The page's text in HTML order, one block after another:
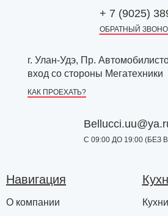
+ 7 (9025)
ОБРАТНЫЙ
г. Улан-Удэ, Пр.
вход со стороны Мегатехники
КАК ПРОЕХАТЬ?
С 09:00 ДО 19:00
Навигация
О компании